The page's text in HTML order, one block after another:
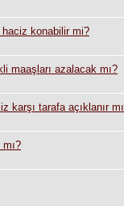
konabilir mi?
maaşları azalacak mı?
karşı tarafa açıklanır